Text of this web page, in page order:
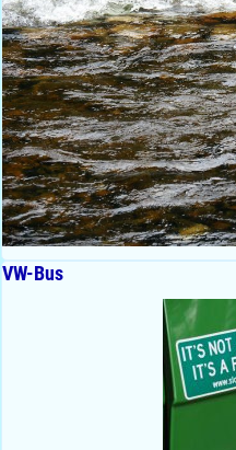
VW-Bus